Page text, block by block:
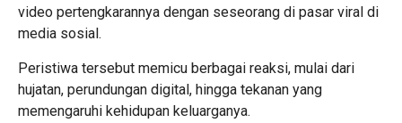
video pertengkarannya dengan seseorang di pasar viral di
media sosial.
Peristiwa tersebut memicu berbagai reaksi, mulai dari
hujatan, perundungan digital, hingga tekanan yang
memengaruhi kehidupan keluarganya.